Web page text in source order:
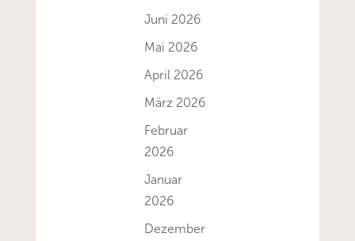
Juni 2026
Mai 2026
April 2026
März 2026
Februar
2026
Januar
2026
Dezember